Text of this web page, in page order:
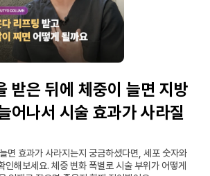
받은 뒤에 체중이 늘면 지방
어나서 시술 효과가 사라질
면 효과가 사라지는지 궁금하셨다면, 세포 숫자와
인해보세요. 체중 변화 폭별로 시술 부위가 어떻게